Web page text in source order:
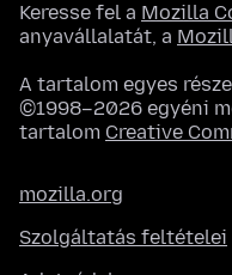
Keresse fel a Mozilla
anyavállalatát, a
A tartalom egyes
©1998–2026 egyéni
tartalom Creative
mozilla.org
Szolgáltatás feltételei